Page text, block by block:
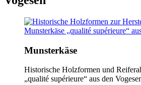
Munsterkäse
Historische Holzformen und
„qualité supérieure“ aus den